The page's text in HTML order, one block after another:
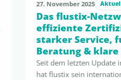
27. November 2025
Das flustix-
effiziente
starker Service,
Beratung & klare
Seit dem letzten Update
hat flustix sein